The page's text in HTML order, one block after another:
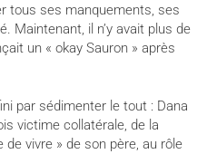
tous ses manquements, ses
Maintenant, il n’y avait plus de
un « okay Sauron » après
par sédimenter le tout : Dana
victime collatérale, de la
vivre » de son père, au rôle